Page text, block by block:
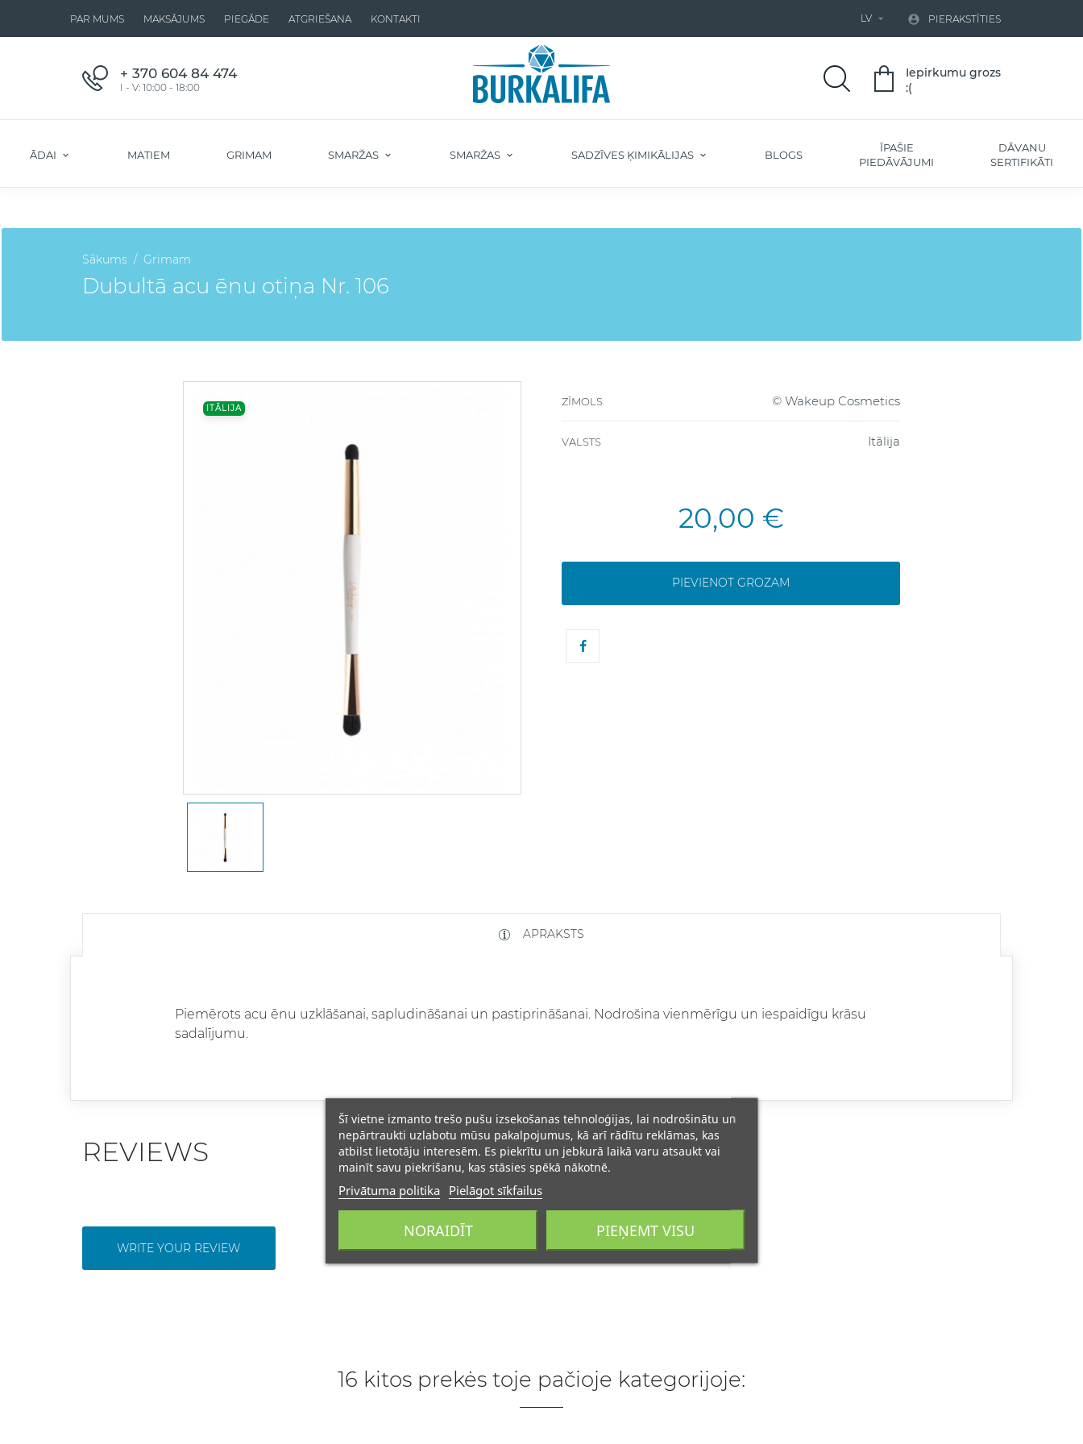
PAR MUMS MAKSĀJUMS PIEGĀDE ATGRIEŠANA KONTAKTI LV   PIERAKSTĪTIES
+ 370 604 84 474
I - V: 10:00 - 18:00
Iepirkumu grozs
:(
ĀDAI MATIEM GRIMAM SMARŽAS SMARŽAS SADZĪVES ĶIMIKĀLIJAS BLOGS
ĪPAŠIE
PIEDĀVĀJUMI
DĀVANU
SERTIFIKĀTI
Sākums Grimam
Dubultā acu ēnu otiņa Nr. 106
ITĀLIJA
ZĪMOLS © Wakeup Cosmetics
VALSTS Itālija
20,00 €
PIEVIENOT GROZAM
APRAKSTS
Piemērots acu ēnu uzklāšanai, sapludināšanai un pastiprināšanai. Nodrošina vienmērīgu un iespaidīgu krāsu
sadalījumu.
REVIEWS
WRITE YOUR REVIEW
16 kitos prekės toje pačioje kategorijoje:
Šī vietne izmanto trešo pušu izsekošanas tehnoloģijas, lai nodrošinātu un
nepārtraukti uzlabotu mūsu pakalpojumus, kā arī rādītu reklāmas, kas
atbilst lietotāju interesēm. Es piekrītu un jebkurā laikā varu atsaukt vai
mainīt savu piekrišanu, kas stāsies spēkā nākotnē.
Privātuma politika Pielāgot sīkfailus
NORAIDĪT PIEŅEMT VISU